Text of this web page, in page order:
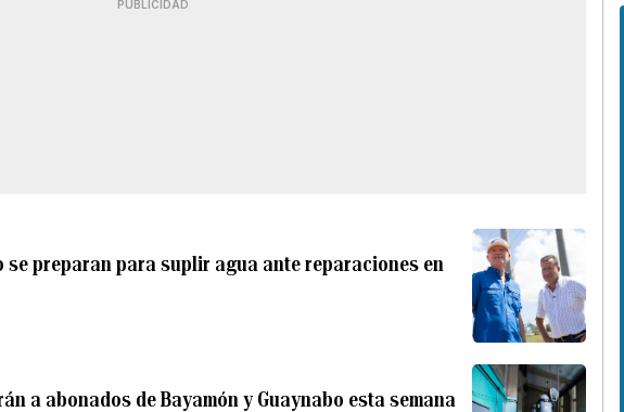
PUBLICIDAD
se preparan para suplir agua ante reparaciones en
a abonados de Bayamón y Guaynabo esta semana